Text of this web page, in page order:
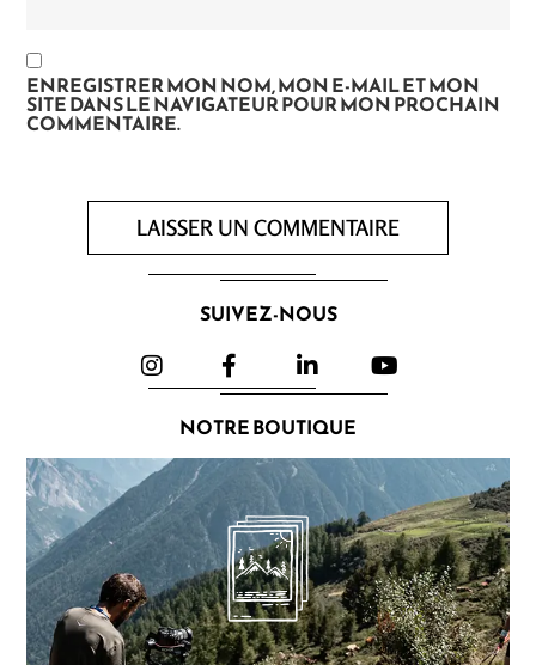
ENREGISTRER MON NOM, MON E-MAIL ET MON
SITE DANS LE NAVIGATEUR POUR MON PROCHAIN
COMMENTAIRE.
SUIVEZ-NOUS
NOTRE BOUTIQUE